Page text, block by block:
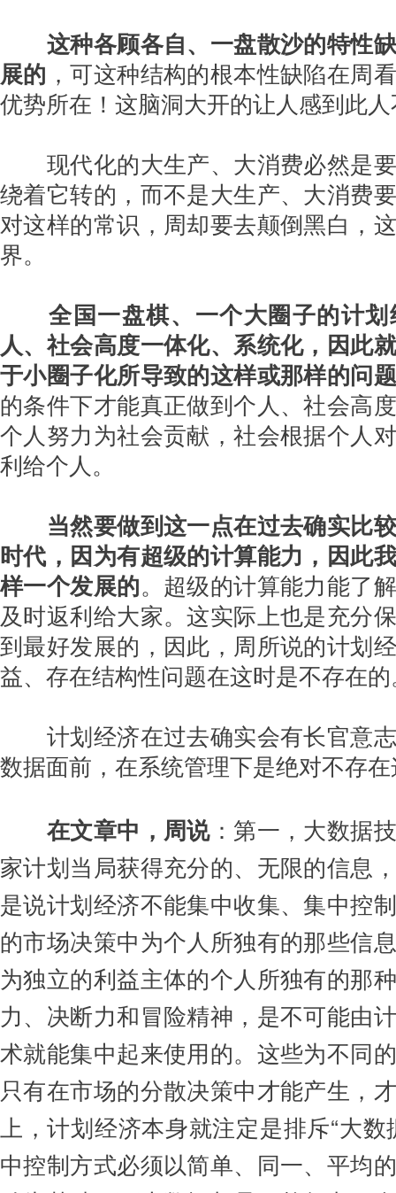
这种各顾各自、一盘散沙的特性
展的 ，可这种结构的根本性缺陷在周
优势所在！这脑洞大开的让人感到此
现代化的大生产、大消费必然是
绕着它转的，而不是大生产、大消费
对这样的常识，周却要去颠倒黑白，
界。
全国一盘棋、一个大圈子的计
人、社会高度一体化、系统化，因此
于小圈子化所导致的这样或那样的问
的条件下才能真正做到个人、社会高
个人努力为社会贡献，社会根据个人
利给个人。
当然要做到这一点在过去确实比
时代，因为有超级的计算能力，因此
样一个发展的。超级的计算能力能了
及时返利给大家。这实际上也是充分
到最好发展的，因此，周所说的计划
益、存在结构性问题在这时是不存在
计划经济在过去确实会有长官意
数据面前，在系统管理下是绝对不存
在文章中，周说： 第一，大数据
家计划当局获得充分的、无限的信息
是说计划经济不能集中收集、集中控
的市场决策中为个人所独有的那些信
为独立的利益主体的个人所独有的那
力、决断力和冒险精神，是不可能由
术就能集中起来使用的。这些为不同
只有在市场的分散决策中才能产生，
上，计划经济本身就注定是排斥“大
中控制方式必须以简单、同一、平均